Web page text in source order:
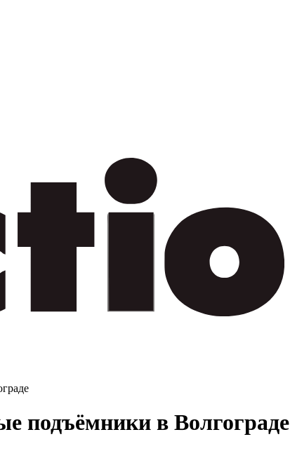
подъёмники в Волгограде